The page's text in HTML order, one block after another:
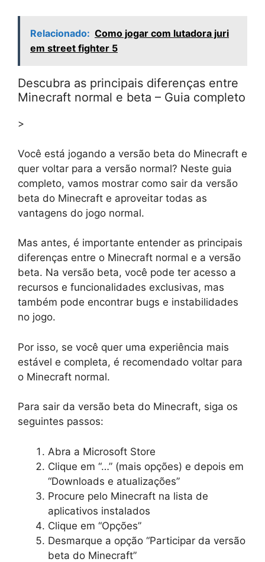
Relacionado: Como jogar com lutadora juri
em street fighter 5
Descubra as principais diferenças entre
Minecraft normal e beta – Guia completo
>
Você está jogando a versão beta do Minecraft e
quer voltar para a versão normal? Neste guia
completo, vamos mostrar como sair da versão
beta do Minecraft e aproveitar todas as
vantagens do jogo normal.
Mas antes, é importante entender as principais
diferenças entre o Minecraft normal e a versão
beta. Na versão beta, você pode ter acesso a
recursos e funcionalidades exclusivas, mas
também pode encontrar bugs e instabilidades
no jogo.
Por isso, se você quer uma experiência mais
estável e completa, é recomendado voltar para
o Minecraft normal.
Para sair da versão beta do Minecraft, siga os
seguintes passos:
Abra a Microsoft Store
Clique em “…” (mais opções) e depois em
“Downloads e atualizações”
Procure pelo Minecraft na lista de
aplicativos instalados
Clique em “Opções”
Desmarque a opção “Participar da versão
beta do Minecraft”